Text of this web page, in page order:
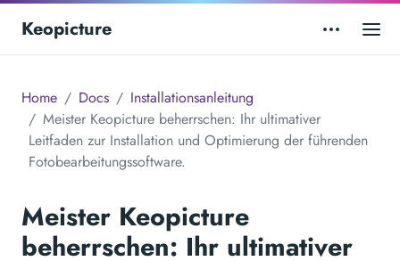
Keopicture
Home Docs
Installationsanleitung
Meister Keopicture beherrschen: Ihr ultimativer
Leitfaden zur Installation und Optimierung der führenden
Fotobearbeitungssoftware.
Meister Keopicture
beherrschen: Ihr ultimativer